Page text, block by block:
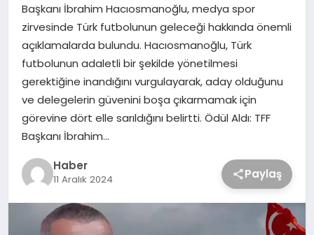
Başkanı İbrahim Hacıosmanoğlu, medya spor
zirvesinde Türk futbolunun geleceği hakkında önemli
açıklamalarda bulundu. Hacıosmanoğlu, Türk
futbolunun adaletli bir şekilde yönetilmesi
gerektiğine inandığını vurgulayarak, aday olduğunu
ve delegelerin güvenini boşa çıkarmamak için
görevine dört elle sarıldığını belirtti. Ödül Aldı: TFF
Başkanı İbrahim…
Haber
11 Aralık 2024 Paylaş